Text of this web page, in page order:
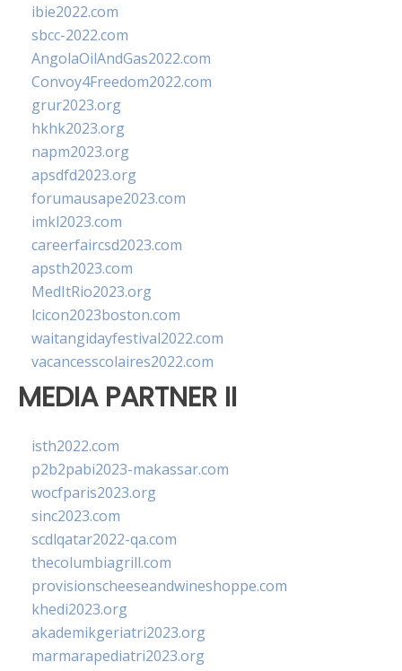
ibie2022.com
sbcc-2022.com
AngolaOilAndGas2022.com
Convoy4Freedom2022.com
grur2023.org
hkhk2023.org
napm2023.org
apsdfd2023.org
forumausape2023.com
imkl2023.com
careerfaircsd2023.com
apsth2023.com
MedItRio2023.org
lcicon2023boston.com
waitangidayfestival2022.com
vacancesscolaires2022.com
MEDIA PARTNER II
isth2022.com
p2b2pabi2023-makassar.com
wocfparis2023.org
sinc2023.com
scdlqatar2022-qa.com
thecolumbiagrill.com
provisionscheeseandwineshoppe.com
khedi2023.org
akademikgeriatri2023.org
marmarapediatri2023.org